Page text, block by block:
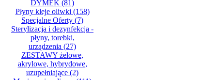
DYMEK (81)
Płyny kleje oliwki (158)
Specjalne Oferty (7)
Sterylizacja i dezynfekcja -
płyny, torebki,
urządzenia (27)
ZESTAWY żelowe,
akrylowe, hybrydowe,
uzupełniające (2)